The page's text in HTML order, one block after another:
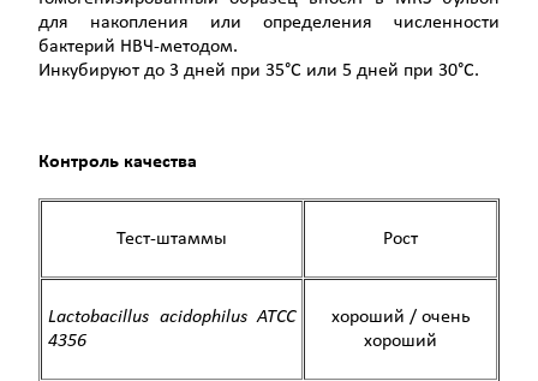
для накопления или определения численности
бактерий НВЧ-методом.
Инкубируют до 3 дней при 35°С или 5 дней при 30°С.
Контроль качества
Тест-штаммы Рост
Lactobacillus acidophilusATCC
4356
хороший / очень
хороший